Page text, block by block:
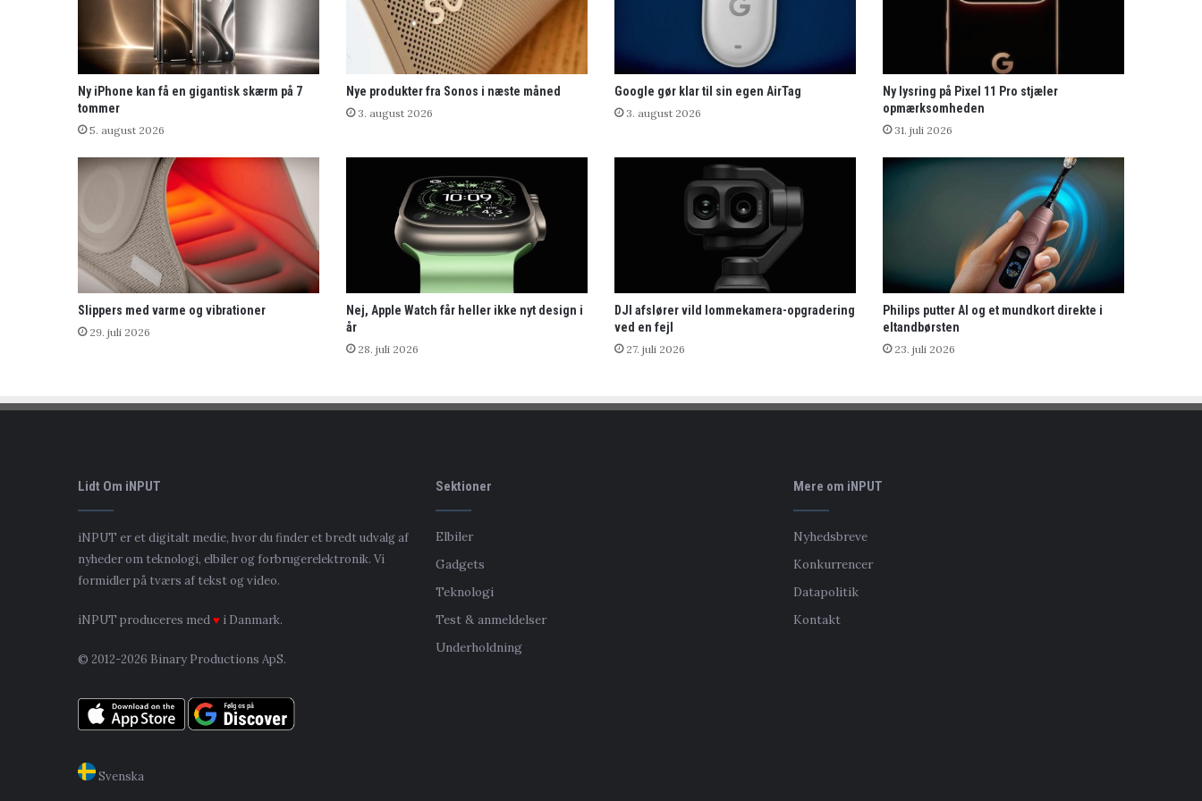
Ny iPhone kan få en gigantisk skærm på 7
tommer
5. august 2026
Nye produkter fra Sonos i næste måned
3. august 2026
Google gør klar til sin egen AirTag
3. august 2026
Ny lysring på Pixel 11 Pro stjæler
opmærksomheden
31. juli 2026
Slippers med varme og vibrationer
29. juli 2026
Nej, Apple Watch får heller ikke nyt design i
år
28. juli 2026
DJI afslører vild lommekamera-opgradering
ved en fejl
27. juli 2026
Philips putter AI og et mundkort direkte i
eltandbørsten
23. juli 2026
Lidt Om iNPUT
iNPUT er et digitalt medie, hvor du finder et bredt udvalg af
nyheder om teknologi, elbiler og forbrugerelektronik. Vi
formidler på tværs af tekst og video.
iNPUT produceres med♥ i Danmark.
© 2012-2026 Binary Productions ApS.
Svenska
Sektioner
Elbiler
Gadgets
Teknologi
Test & anmeldelser
Underholdning
Mere om iNPUT
Nyhedsbreve
Konkurrencer
Datapolitik
Kontakt